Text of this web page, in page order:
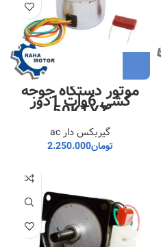
موتور دستگاه جوجه
کشی 6وات 1دور50KTYZ
گیربکس دار ac
تومان2.250.000